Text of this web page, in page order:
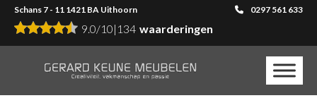
Schans 7 - 11 1421 BA Uithoorn 0297 561 633
9.0/10| 134 waarderingen